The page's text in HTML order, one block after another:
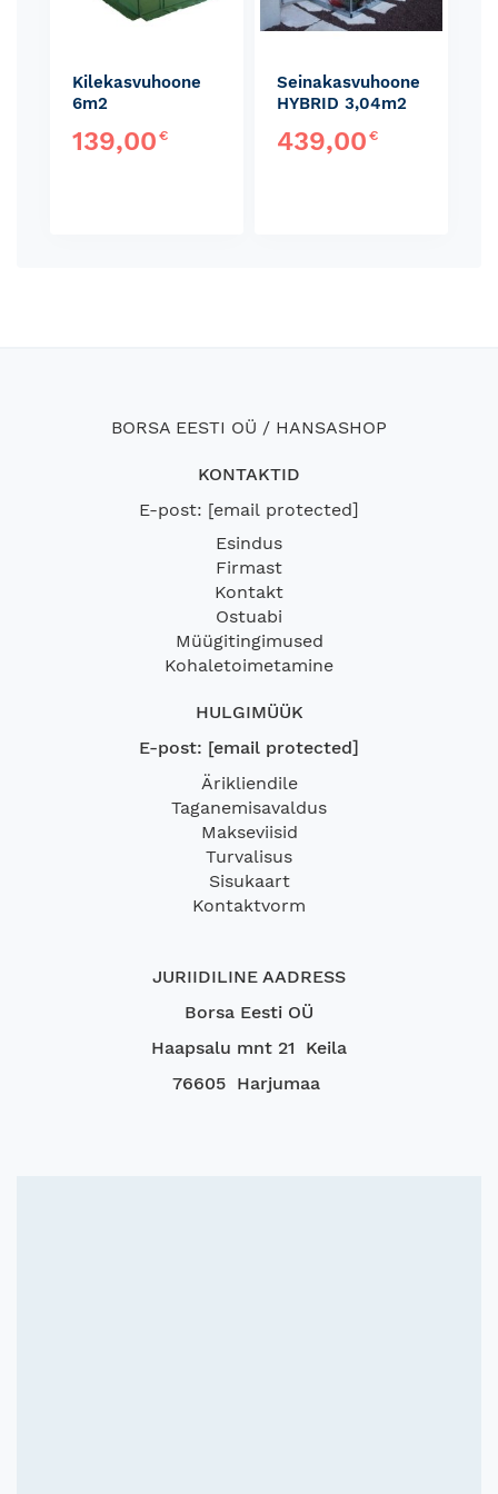
Kilekasvuhoone
6m2
139,00€
Seinakasvuhoone
HYBRID 3,04m2
439,00€
BORSA EESTI OÜ / HANSASHOP
KONTAKTID
E-post: [email protected]
Esindus
Firmast
Kontakt
Ostuabi
Müügitingimused
Kohaletoimetamine
HULGIMÜÜK
E-post: [email protected]
Ärikliendile
Taganemisavaldus
Makseviisid
Turvalisus
Sisukaart
Kontaktvorm
JURIIDILINE AADRESS
Borsa Eesti OÜ
Haapsalu mnt 21 Keila
76605 Harjumaa